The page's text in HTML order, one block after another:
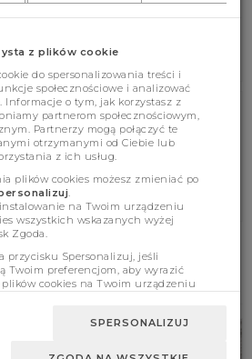
z plików cookie
do spersonalizowania treści i
społecznościowe i analizować
o tym, jak korzystasz z
partnerom społecznościowym,
Partnerzy mogą połączyć te
otrzymanymi od Ciebie lub
z ich usług.
plików cookies możesz zmieniać po
.
na Twoim urządzeniu
wszystkich wskazanych wyżej
Zgoda.
przycisku Spersonalizuj, jeśli
Twoim preferencjom, aby wyrazić
cookies na Twoim urządzeniu
SPERSONALIZUJ